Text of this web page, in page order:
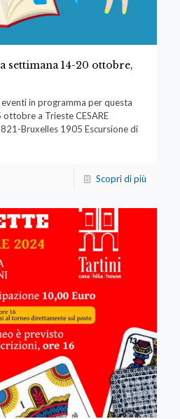
settimana 14-20 ottobre,
in programma per questa
a Trieste CESARE
Bruxelles 1905 Escursione di
Scopri di più